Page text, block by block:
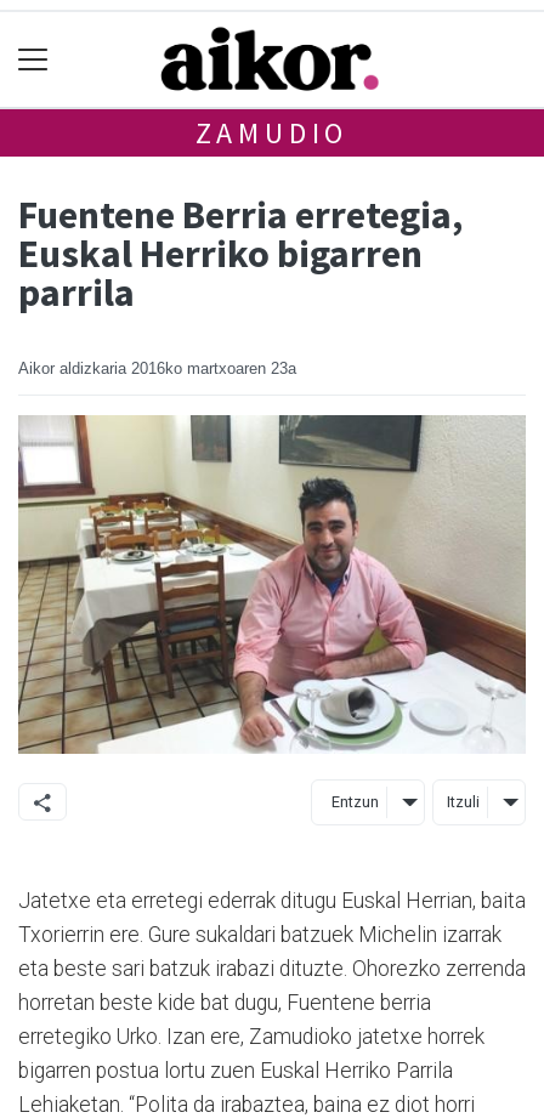
ZAMUDIO
Fuentene Berria erretegia,
Euskal Herriko bigarren
parrila
Aikor aldizkaria 2016ko martxoaren 23a
Entzun Itzuli
Jatetxe eta erretegi ederrak ditugu Euskal Herrian, baita
Txorierrin ere. Gure sukaldari batzuek Michelin izarrak
eta beste sari batzuk irabazi dituzte. Ohorezko zerrenda
horretan beste kide bat dugu, Fuentene berria
erretegiko Urko. Izan ere, Zamudioko jatetxe horrek
bigarren postua lortu zuen Euskal Herriko Parrila
Lehiaketan. “Polita da irabaztea, baina ez diot ho­rri